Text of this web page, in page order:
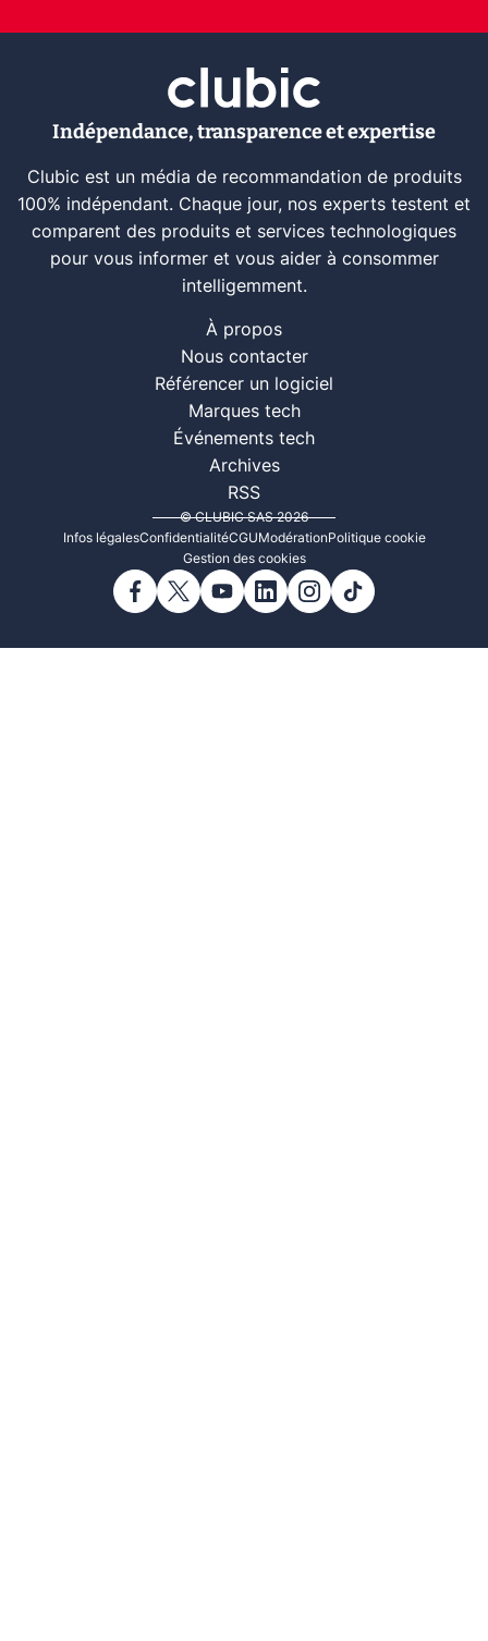
Indépendance, transparence et expertise
Clubic est un média de recommandation de produits
100% indépendant. Chaque jour, nos experts testent et
comparent des produits et services technologiques
pour vous informer et vous aider à consommer
intelligemment.
À propos
Nous contacter
Référencer un logiciel
Marques tech
Événements tech
Archives
RSS
© CLUBIC SAS 2026
Infos légalesConfidentialitéCGUModérationPolitique cookie
Gestion des cookies